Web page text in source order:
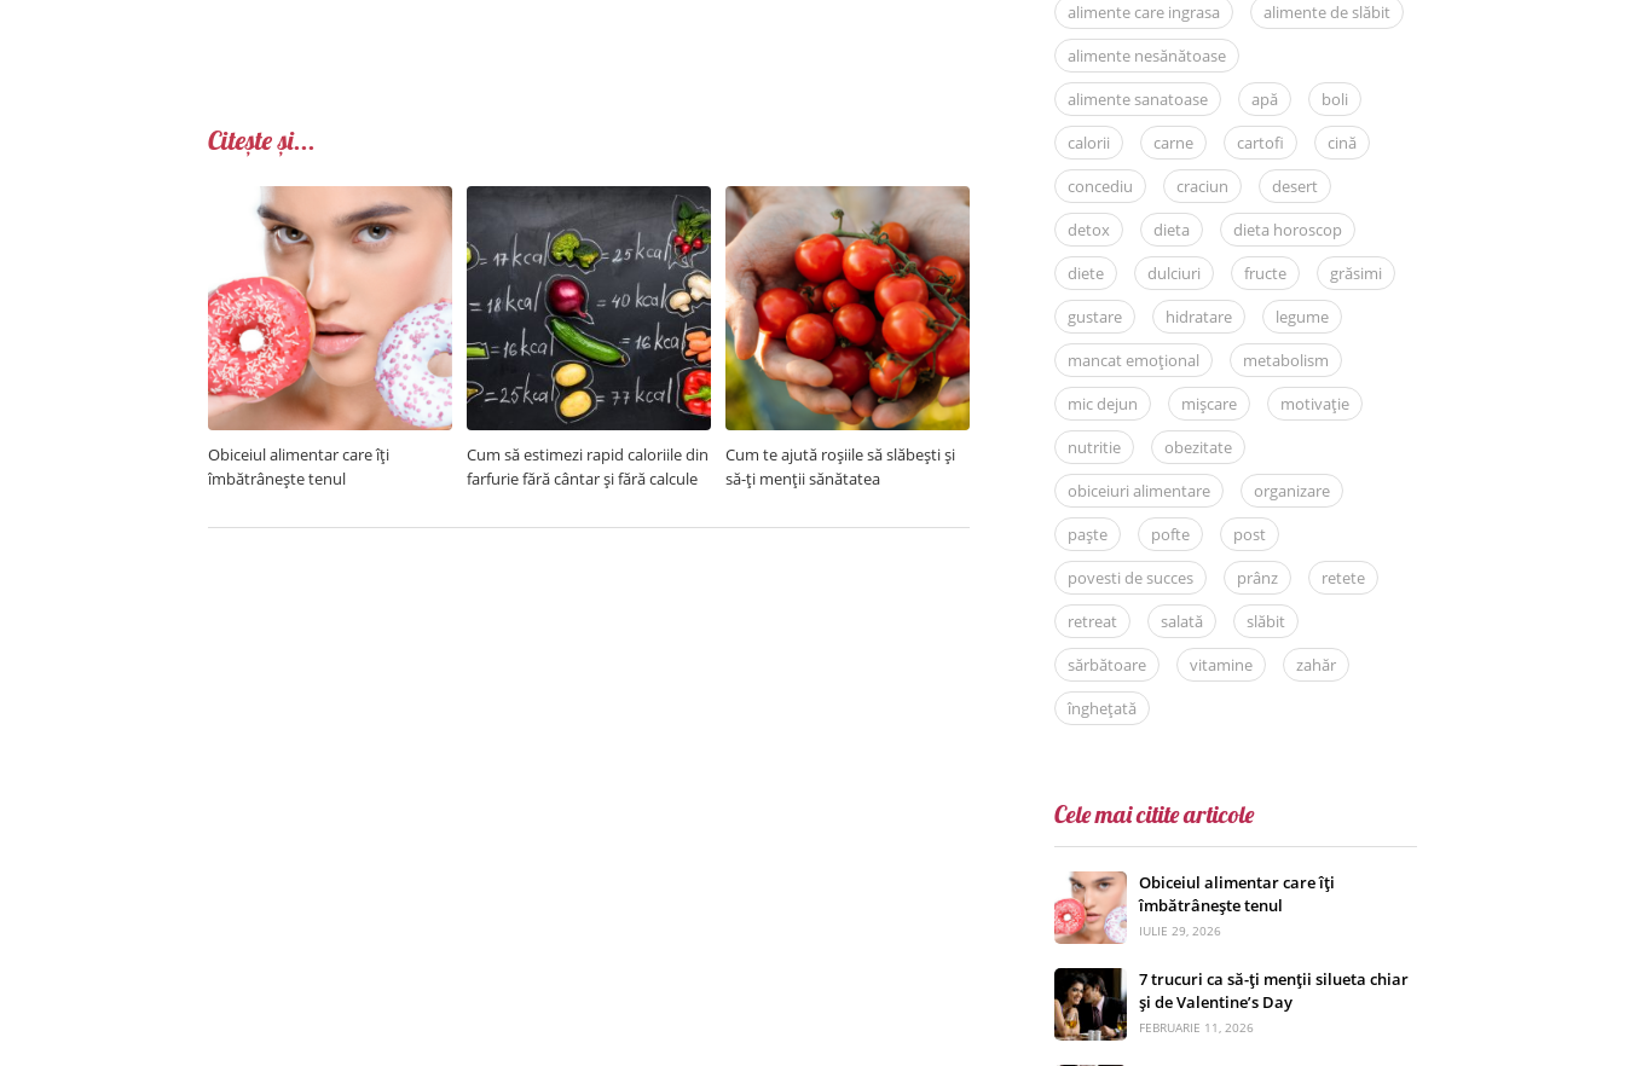
Citește și...
Obiceiul alimentar care îți
îmbătrânește tenul
Cum să estimezi rapid caloriile din
farfurie fără cântar și fără calcule
Cum te ajută roșiile să slăbești și
să-ți menții sănătatea
alimente care ingrasa
alimente de slăbit
alimente nesănătoase
alimente sanatoase
apă
boli
calorii
carne cartofi
cină
concediu
craciun
desert
detox
dieta
dieta horoscop
diete
dulciuri fructe
grăsimi
gustare
hidratare
legume
mancat emoțional
metabolism
mic dejun
mișcare
motivație
nutritie
obezitate
obiceiuri alimentare
organizare
paște
pofte
post
povesti de succes
prânz
retete
retreat
salată
slăbit
sărbătoare
vitamine
zahăr
înghețată
Cele mai citite articole
Obiceiul alimentar care îți
îmbătrânește tenul
IULIE 29, 2026
7 trucuri ca să-ți menții silueta chiar
și de Valentine’s Day
FEBRUARIE 11, 2026